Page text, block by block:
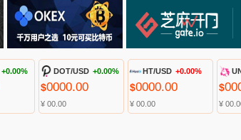
+0.00% DOT/USD +0.00%
$0000.00
¥ 00.00
HT/USD +0.00%
$0000.00
¥ 00.00
$
¥